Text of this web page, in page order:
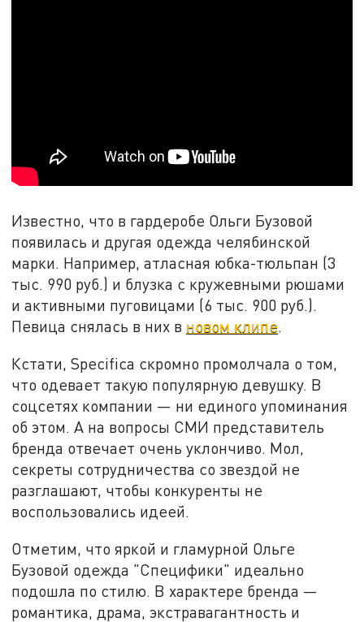
Известно, что в гардеробе Ольги Бузовой
появилась и другая одежда челябинской
марки. Например, атласная юбка-тюльпан (3
тыс. 990 руб.) и блузка с кружевными рюшами
и активными пуговицами (6 тыс. 900 руб.).
Певица снялась в них в новом клипе.
Кстати, Specifica скромно промолчала о том,
что одевает такую популярную девушку. В
соцсетях компании — ни единого упоминания
об этом. А на вопросы СМИ представитель
бренда отвечает очень уклончиво. Мол,
секреты сотрудничества со звездой не
разглашают, чтобы конкуренты не
воспользовались идеей.
Отметим, что яркой и гламурной Ольге
Бузовой одежда "Специфики" идеально
подошла по стилю. В характере бренда —
романтика, драма, экстравагантность и